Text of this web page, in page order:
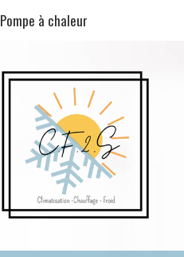
Pompe à chaleur